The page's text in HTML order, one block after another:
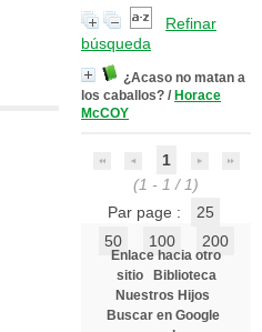
Refinar
búsqueda
¿Acaso no matan a
los caballos? / Horace
McCOY
1
(1 - 1 / 1)
Par page :
25
50
100 200
Enlace hacia otro
sitio
Biblioteca
Nuestros Hijos
Buscar en Google